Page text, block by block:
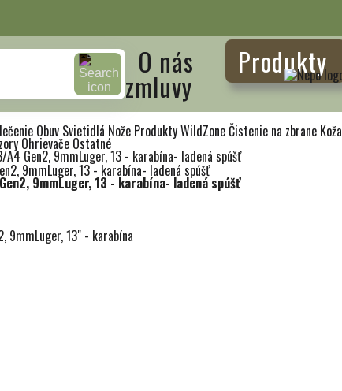
O nás Produkty
zmluvy
Obuv Svietidlá Nože Produkty WildZoneČistenie na zbrane Koža
Ohrievače Ostatné
Gen2, 9mmLuger, 13 - karabína- ladená spúšť
9mmLuger, 13 - karabína- ladená spúšť
9mmLuger, 13" - karabína